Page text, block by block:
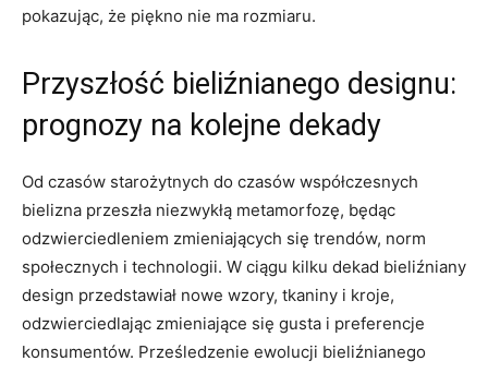
pokazując, ⁣że ‌piękno⁤ nie ma rozmiaru.
Przyszłość bieliźnianego designu:​
prognozy ​na kolejne dekady
Od czasów starożytnych do czasów współczesnych
bielizna przeszła⁣ niezwykłą metamorfozę,‍ będąc
‍odzwierciedleniem zmieniających się trendów,⁣ norm
społecznych i technologii. W ciągu kilku dekad bieliźniany
design przedstawiał nowe wzory, tkaniny i kroje,
odzwierciedlając zmieniające się gusta ‌i preferencje
konsumentów.​ Prześledzenie ewolucji bieliźnianego‌